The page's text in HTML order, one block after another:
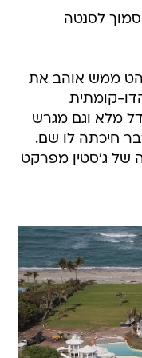
סמוך לסנטה
ממש אוהב את
קומתית
מלא וגם מגרש
חיכתה לו שם.
של ג'סטין מפרקט